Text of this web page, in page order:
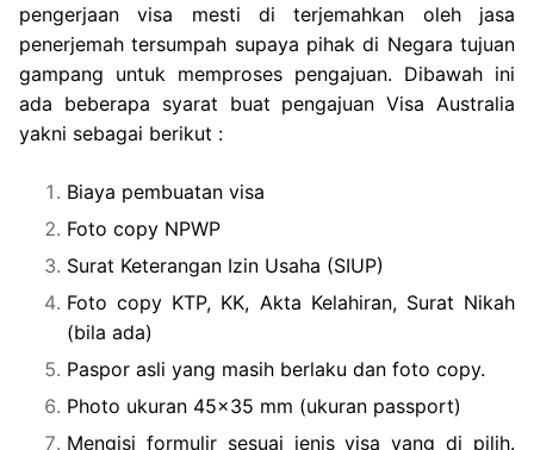
pengerjaan visa mesti di terjemahkan oleh jasa
penerjemah tersumpah supaya pihak di Negara tujuan
gampang untuk memproses pengajuan. Dibawah ini
ada beberapa syarat buat pengajuan Visa Australia
yakni sebagai berikut :
Biaya pembuatan visa
Foto copy NPWP
Surat Keterangan Izin Usaha (SIUP)
Foto copy KTP, KK, Akta Kelahiran, Surat Nikah
(bila ada)
Paspor asli yang masih berlaku dan foto copy.
Photo ukuran 45×35 mm (ukuran passport)
Mengisi formulir sesuai jenis visa yang di pilih.